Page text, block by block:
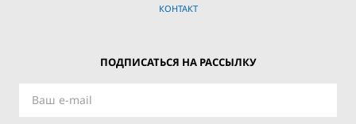
КОНТАКТ
ПОДПИСАТЬСЯ НА РАССЫЛКУ